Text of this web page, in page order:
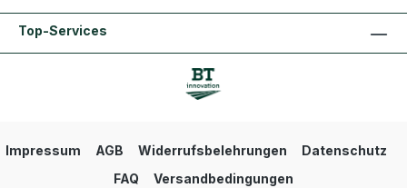
Top-Services
Impressum AGB Widerrufsbelehrungen
Datenschutz
FAQ
Versandbedingungen